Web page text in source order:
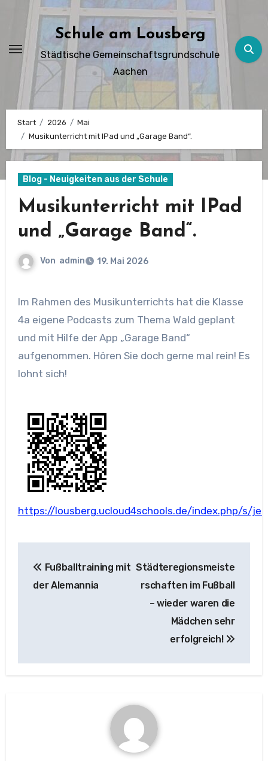
springen
Schule am Lousberg
Städtische Gemeinschaftsgrundschule
Aachen
Start 2026
Mai
Musikunterricht mit IPad und „Garage Band“.
Blog - Neuigkeiten aus der Schule
Musikunterricht mit IPad
und „Garage Band“.
Von admin 19. Mai 2026
Im Rahmen des Musikunterrichts hat die Klasse
4a eigene Podcasts zum Thema Wald geplant
und mit Hilfe der App „Garage Band“
aufgenommen. Hören Sie doch gerne mal rein! Es
lohnt sich!
https://lousberg.ucloud4schools.de/index.php/s/
Fußballtraining mit
der Alemannia
Städteregionsmeiste
rschaften im Fußball
– wieder waren die
Mädchen sehr
erfolgreich!